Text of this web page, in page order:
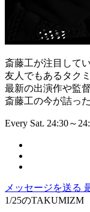
斎藤工が注目して
友人でもあるタク
最新の出演作や監
斎藤工の今が詰っ
Every Sat. 24:30～
メッセージを送る
1/25のTAKUMIZM